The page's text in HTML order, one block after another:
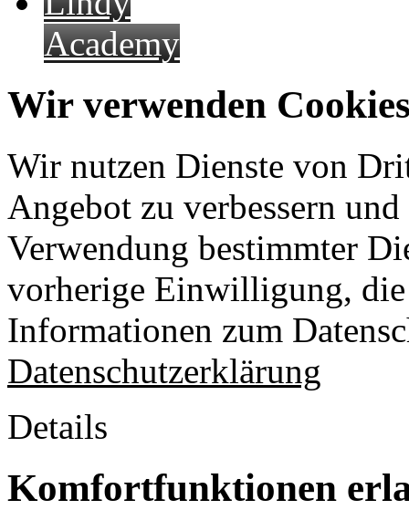
Academy
Wir verwenden
Wir nutzen Dienste von
Angebot zu verbessern
Verwendung bestimmter
vorherige Einwilligung,
Informationen zum
Datenschutzerklärung
Details
Komfortfunktionen